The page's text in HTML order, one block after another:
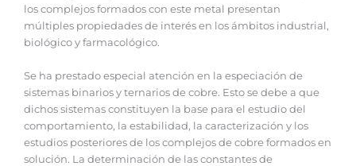
los complejos formados con este metal presentan
múltiples propiedades de interés en los ámbitos industrial,
biológico y farmacológico.
Se ha prestado especial atención en la especiación de
sistemas binarios y ternarios de cobre. Esto se debe a que
dichos sistemas constituyen la base para el estudio del
comportamiento, la estabilidad, la caracterización y los
estudios posteriores de los complejos de cobre formados en
solución. La determinación de las constantes de